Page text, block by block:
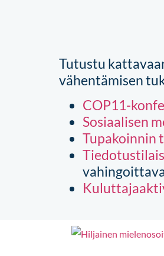
Tutustu
vähentämisen
COP11-
Sosiaalisen
Tupakoinnin